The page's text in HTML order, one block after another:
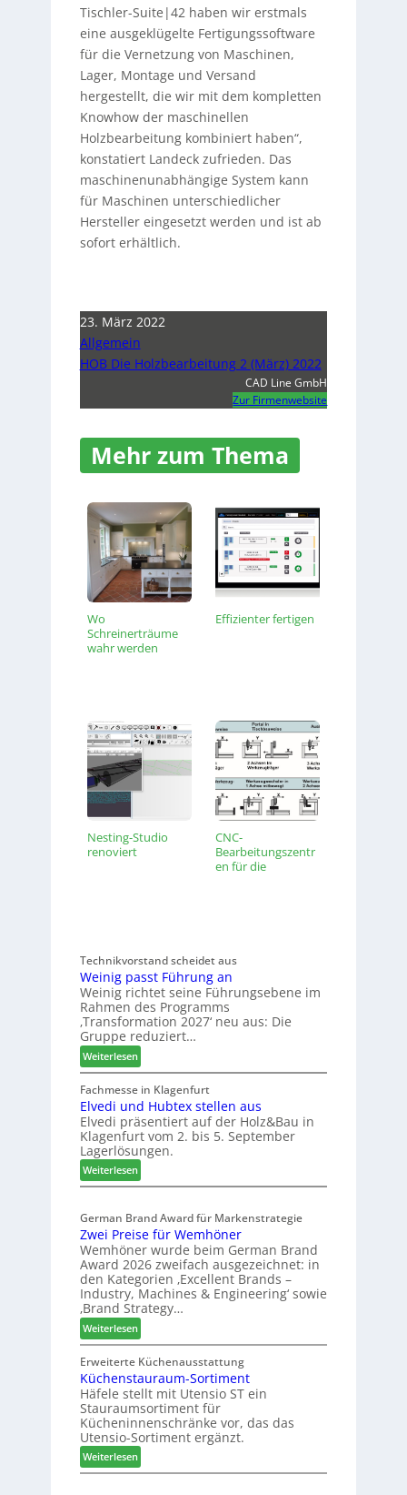
Tischler-Suite|42 haben wir erstmals
eine ausgeklügelte Fertigungssoftware
für die Vernetzung von Maschinen,
Lager, Montage und Versand
hergestellt, die wir mit dem kompletten
Knowhow der maschinellen
Holzbearbeitung kombiniert haben“,
konstatiert Landeck zufrieden. Das
maschinenunabhängige System kann
für Maschinen unterschiedlicher
Hersteller eingesetzt werden und ist ab
sofort erhältlich.
23. März 2022
Allgemein
HOB Die Holzbearbeitung 2 (März) 2022
CAD Line GmbH
Zur Firmenwebsite
Mehr zum Thema
Wo
Schreinerträume
wahr werden
Effizienter fertigen
Nesting-Studio
renoviert
CNC-
Bearbeitungszentr
en für die
Technikvorstand scheidet aus
Weinig passt Führung an
Weinig richtet seine Führungsebene im
Rahmen des Programms
‚Transformation 2027‘ neu aus: Die
Gruppe reduziert…
Weiterlesen:
W
e
i
n
i
g
p
a
s
t
F
ü
h
r
u
n
g
a
n
Fachmesse in Klagenfurt
Elvedi und Hubtex stellen aus
Elvedi präsentiert auf der Holz&Bau in
Klagenfurt vom 2. bis 5. September
Lagerlösungen.
Weiterlesen:
E
v
e
d
i
u
n
d
H
u
b
t
e
x
s
t
e
German Brand Award für Markenstrategie
Zwei Preise für Wemhöner
Wemhöner wurde beim German Brand
Award 2026 zweifach ausgezeichnet: in
den Kategorien ‚Excellent Brands –
Industry, Machines & Engineering‘ sowie
‚Brand Strategy…
Weiterlesen:
Z
w
e
i
P
r
e
i
s
Erweiterte Küchenausstattung
Küchenstauraum-Sortiment
Häfele stellt mit Utensio ST ein
Stauraumsortiment für
Kücheninnenschränke vor, das das
Utensio-Sortiment ergänzt.
Weiterlesen:
K